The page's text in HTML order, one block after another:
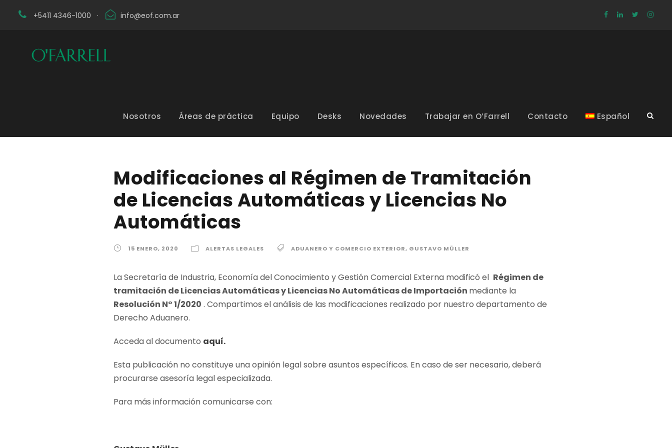
+5411 4346-1000 · info@eof.com.ar
Nosotros Áreas de práctica Equipo Desks Novedades Trabajar en O’Farrell Contacto Español
Modificaciones al Régimen de Tramitación
de Licencias Automáticas y Licencias No
Automáticas
15 ENERO, 2020 ALERTAS LEGALES ADUANERO Y COMERCIO EXTERIOR, GUSTAVO MÜLLER
La Secretaría de Industria, Economía del Conocimiento y Gestión Comercial Externa modificó el Régimen de
tramitación de Licencias Automáticas y Licencias No Automáticas de Importación mediante la
Resolución N° 1/2020 . Compartimos el análisis de las modificaciones realizado por nuestro departamento de
Derecho Aduanero.
Acceda al documento aquí.
Esta publicación no constituye una opinión legal sobre asuntos específicos. En caso de ser necesario, deberá
procurarse asesoría legal especializada.
Para más información comunicarse con: